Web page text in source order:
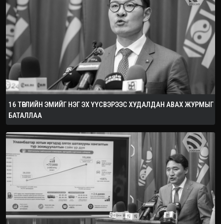
16 ТӨРЛИЙН ЭМИЙГ НЭГ ЭХ ҮҮСВЭРЭЭС ХУДАЛДАН АВАХ ЖУРМЫГ
БАТАЛЛАА